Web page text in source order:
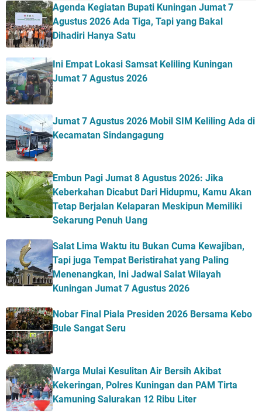
Agenda Kegiatan Bupati Kuningan Jumat 7
Agustus 2026 Ada Tiga, Tapi yang Bakal
Dihadiri Hanya Satu
Ini Empat Lokasi Samsat Keliling Kuningan
Jumat 7 Agustus 2026
Jumat 7 Agustus 2026 Mobil SIM Keliling Ada di
Kecamatan Sindangagung
Embun Pagi Jumat 8 Agustus 2026: Jika
Keberkahan Dicabut Dari Hidupmu, Kamu Akan
Tetap Berjalan Kelaparan Meskipun Memiliki
Sekarung Penuh Uang
Salat Lima Waktu itu Bukan Cuma Kewajiban,
Tapi juga Tempat Beristirahat yang Paling
Menenangkan, Ini Jadwal Salat Wilayah
Kuningan Jumat 7 Agustus 2026
Nobar Final Piala Presiden 2026 Bersama Kebo
Bule Sangat Seru
Warga Mulai Kesulitan Air Bersih Akibat
Kekeringan, Polres Kuningan dan PAM Tirta
Kamuning Salurakan 12 Ribu Liter